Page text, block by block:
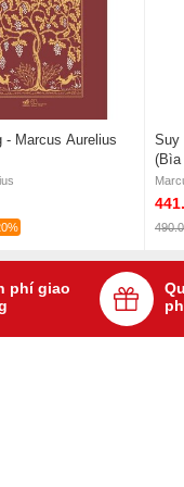
Marcus Aurelius
Suy
(Bìa
phí giao